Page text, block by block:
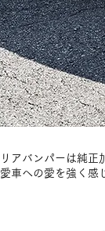
リアバンパーは純正
愛車への愛を強く感